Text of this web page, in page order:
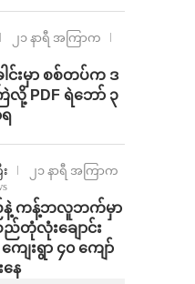
၂၁ နာရီ အကြာက
ါင်းမှာ စစ်တပ်က ဒ
ြဲလို့ PDF ရဲဘော် ၃
၂၁ နာရီ အကြာက
ကန့်ဘလူဘက်မှာ
ည်တုံလုံးချောင်း
ေးရွာ ၄၀ ကျော်
နေ